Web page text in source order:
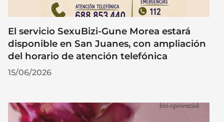
El servicio SexuBizi-Gune Morea estará
disponible en San Juanes, con ampliación
del horario de atención telefónica
15/06/2026